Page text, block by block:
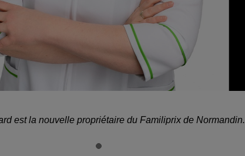
est la nouvelle propriétaire du Familiprix de Normandin.